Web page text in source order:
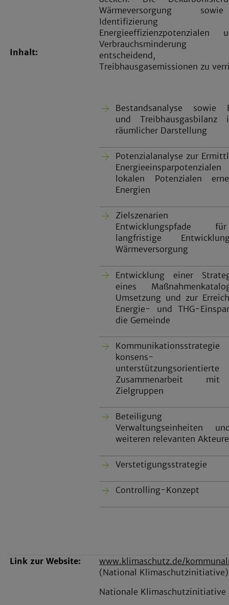
Inhalt:
Wärmeversorgung
Identifizierung
Treibhausgasemissionen zu
Bestandsanalyse sowie
und Treibhausgasbilanz
räumlicher Darstellung
Potenzialanalyse zur
lokalen Potenzialen
Energien
Zielszenarien
Entwicklungspfade
langfristige
Wärmeversorgung
Entwicklung einer
eines
Umsetzung und zur
Energie- und THG-
die Gemeinde
konsens-
unterstützungsorientierte
Zusammenarbeit
Zielgruppen
Beteiligung
Verwaltungseinheiten
weiteren relevanten
Verstetigungsstrategie
Controlling-Konzept
Link zur Website:
www.klimaschutz.de/
(National Klimaschutzinitiative)
Nationale Klimaschutzinitiative